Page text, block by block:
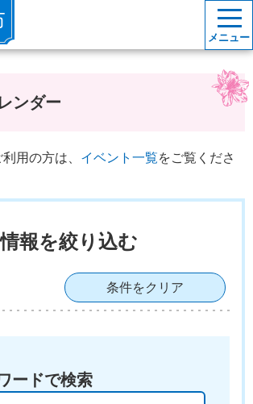
メニュー
ンダー
用の方は、 イベント一覧をご覧くださ
報を絞り込む
条件をクリア
ードで検索